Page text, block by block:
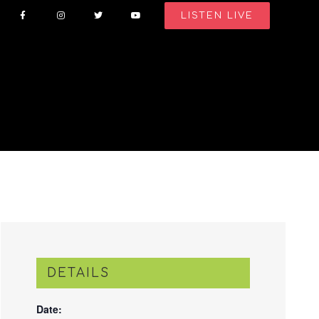
LISTEN LIVE
DETAILS
Date: